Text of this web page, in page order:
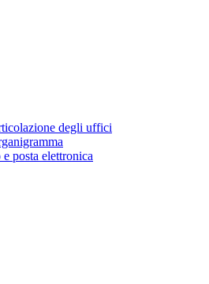
degli uffici
posta elettronica